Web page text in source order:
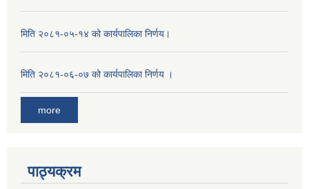
मिति २०८१-०५-१४ को कार्यपालिका निर्णय।
मिति २०८१-०६-०७ को कार्यपालिका निर्णय ।
more
पाठ्यक्रम